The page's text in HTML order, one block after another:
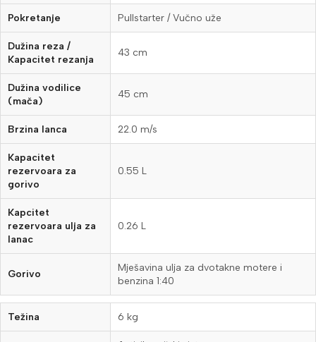
Pokretanje Pullstarter / Vučno uže
Dužina reza /
Kapacitet rezanja
43 cm
Dužina vodilice
(mača)
45 cm
Brzina lanca 22.0 m/s
Kapacitet
rezervoara za
gorivo
0.55 L
Kapcitet
rezervoara ulja za
lanac
0.26 L
Gorivo
Mješavina ulja za dvotakne motere i
benzina 1:40
Težina 6 kg